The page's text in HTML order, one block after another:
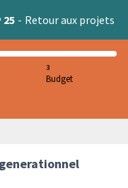
25 - Retour aux projets
3
Budget